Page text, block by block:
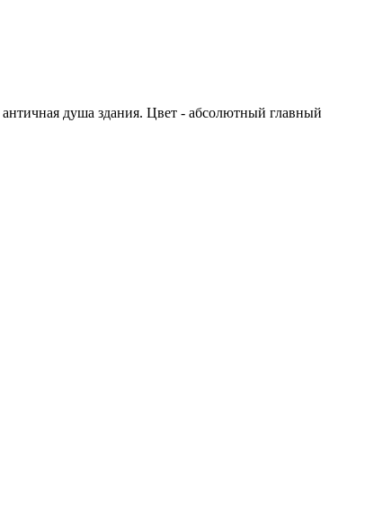
душа здания. Цвет - абсолютный главный